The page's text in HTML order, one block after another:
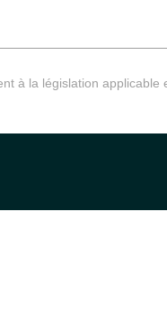
à la législation